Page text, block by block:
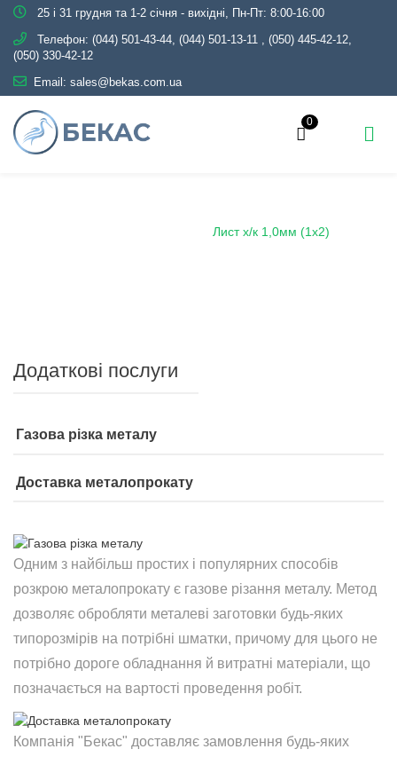
25 і 31 грудня та 1-2 січня - вихідні, Пн-Пт: 8:00-16:00
Телефон: (044) 501-43-44, (044) 501-13-11 , (050) 445-42-12,
(050) 330-42-12
Email: sales@bekas.com.ua
0
Лист х/к 1,0мм (1х2)
Додаткові послуги
Газова різка металу
Доставка металопрокату
Одним з найбільш простих і популярних способів
розкрою металопрокату є газове різання металу. Метод
дозволяє обробляти металеві заготовки будь-яких
типорозмірів на потрібні шматки, причому для цього не
потрібно дороге обладнання й витратні матеріали, що
позначається на вартості проведення робіт.
Компанія "Бекас" доставляє замовлення будь-яких